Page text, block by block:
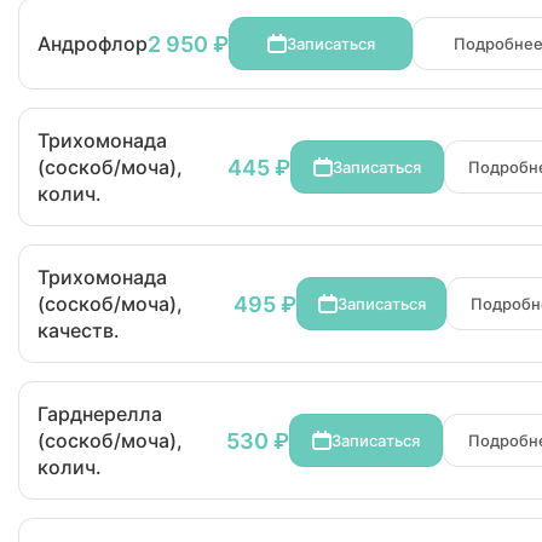
Андрофлор2 950 ₽ Записаться Подробнее
Трихомонада
(соскоб/моча),
колич.
445 ₽ Записаться
Трихомонада
(соскоб/моча),
качеств.
495 ₽ Записаться
Гарднерелла
(соскоб/моча),
колич.
530 ₽ Записаться